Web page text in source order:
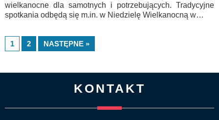
wielkanocne dla samotnych i potrzebujących. Tradycyjne
spotkania odbędą się m.in. w Niedzielę Wielkanocną w…
1 2 NASTĘPNE »
KONTAKT